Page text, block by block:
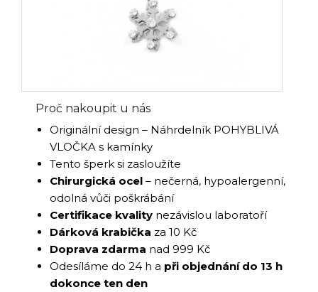
Proč nakoupit u nás
Originální design – Náhrdelník POHYBLIVÁ
VLOČKA s kamínky
Tento šperk si zasloužíte
Chirurgická ocel – nečerná, hypoalergenní,
odolná vůči poškrábání
Certifikace kvality nezávislou laboratoří
Dárková krabička za 10 Kč
Doprava zdarma nad 999 Kč
Odesíláme do 24 h a při objednání do 13 h
dokonce ten den